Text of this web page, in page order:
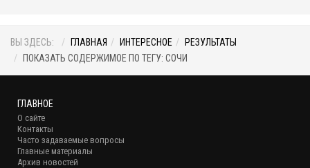
ВЫ ЗДЕСЬ: ГЛАВНАЯ ИНТЕРЕСНОЕ
РЕЗУЛЬТАТЫ
ПОКАЗАТЬ СОДЕРЖИМОЕ ПО ТЕГУ: СОЧИ
ГЛАВНОЕ
О сайте
Контакты
Часто задаваемые вопросы
Главные материалы
Архив новостей